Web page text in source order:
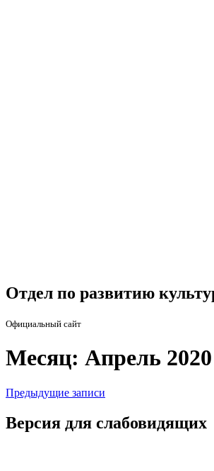
Отдел по развитию
Официальный сайт
Месяц: Апрель 2020
Предыдущие записи
Версия для слабовидящих